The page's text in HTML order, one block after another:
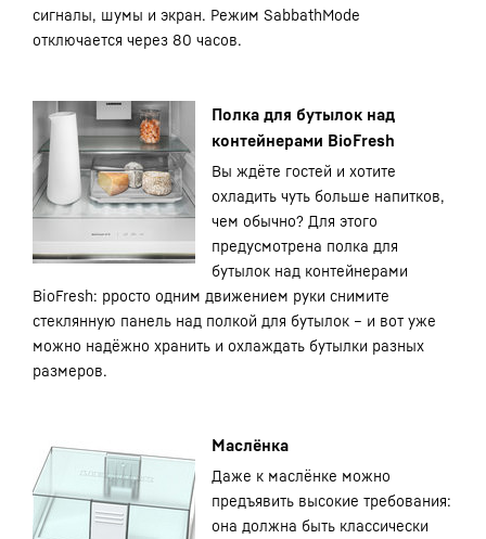
сигналы, шумы и экран. Режим SabbathMode
отключается через 80 часов.
Полка для бутылок над
контейнерами BioFresh
Вы ждёте гостей и хотите
охладить чуть больше напитков,
чем обычно? Для этого
предусмотрена полка для
бутылок над контейнерами
BioFresh: рросто одним движением руки снимите
стеклянную панель над полкой для бутылок – и вот уже
можно надёжно хранить и охлаждать бутылки разных
размеров.
Маслёнка
Даже к маслёнке можно
предъявить высокие требования:
она должна быть классически